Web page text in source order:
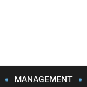
MANAGEMENT